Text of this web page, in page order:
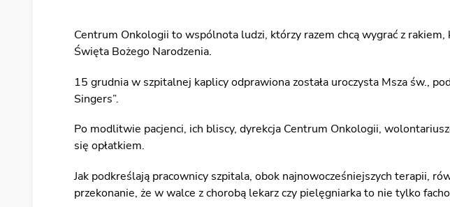
Centrum Onkologii to wspólnota ludzi, którzy razem chcą wygrać z
Święta Bożego Narodzenia.
15 grudnia w szpitalnej kaplicy odprawiona została uroczysta Msza św.,
Singers”.
Po modlitwie pacjenci, ich bliscy, dyrekcja Centrum Onkologii,
się opłatkiem.
Jak podkreślają pracownicy szpitala, obok najnowocześniejszych terapii,
przekonanie, że w walce z chorobą lekarz czy pielęgniarka to nie tylko